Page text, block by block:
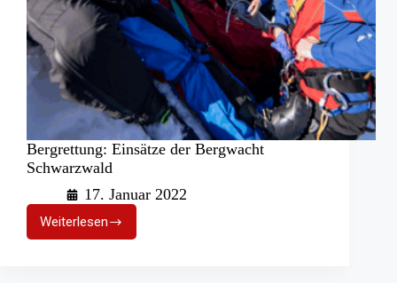
Bergrettung: Einsätze der Bergwacht
Schwarzwald
17. Januar 2022
WeiterlesenBergrettung:
Einsätze